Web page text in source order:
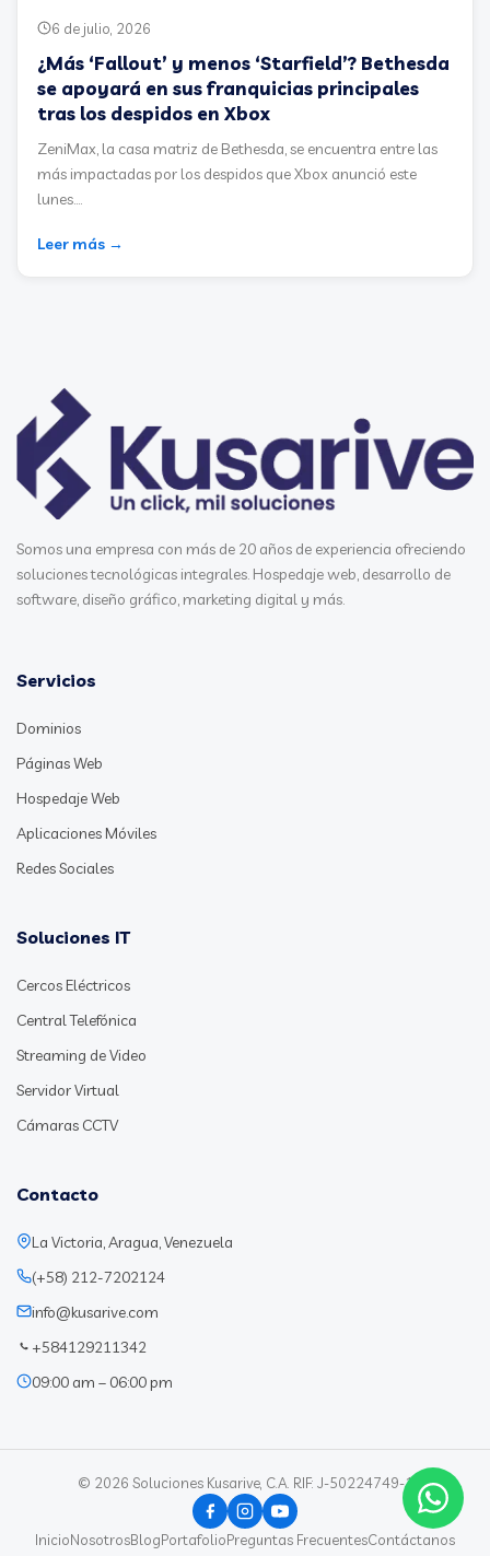
6 de julio, 2026
¿Más ‘Fallout’ y menos ‘Starfield’? Bethesda
se apoyará en sus franquicias principales
tras los despidos en Xbox
ZeniMax, la casa matriz de Bethesda, se encuentra entre las
más impactadas por los despidos que Xbox anunció este
lunes....
Leer más →
Somos una empresa con más de 20 años de experiencia ofreciendo
soluciones tecnológicas integrales. Hospedaje web, desarrollo de
software, diseño gráfico, marketing digital y más.
Servicios
Dominios
Páginas Web
Hospedaje Web
Aplicaciones Móviles
Redes Sociales
Soluciones IT
Cercos Eléctricos
Central Telefónica
Streaming de Video
Servidor Virtual
Cámaras CCTV
Contacto
La Victoria, Aragua, Venezuela
(+58) 212-7202124
info@kusarive.com
+584129211342
09:00 am – 06:00 pm
© 2026 Soluciones Kusarive, C.A. RIF: J-50224749-1
InicioNosotrosBlogPortafolioPreguntas FrecuentesContáctanos